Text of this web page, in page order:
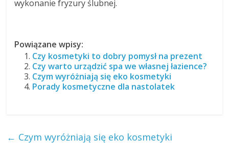
wykonanie fryzury ślubnej.
Powiązane wpisy:
Czy kosmetyki to dobry pomysł na prezent
Czy warto urządzić spa we własnej łazience?
Czym wyróżniają się eko kosmetyki
Porady kosmetyczne dla nastolatek
← Czym wyróżniają się eko kosmetyki